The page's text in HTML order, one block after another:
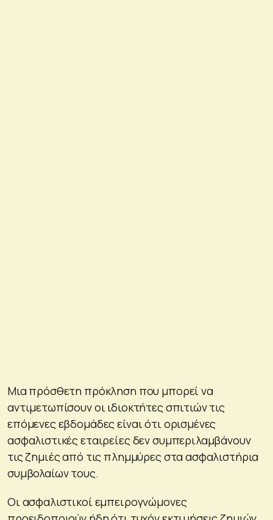
Μια πρόσθετη πρόκληση που μπορεί να
αντιμετωπίσουν οι ιδιοκτήτες σπιτιών τις
επόμενες εβδομάδες είναι ότι ορισμένες
ασφαλιστικές εταιρείες δεν συμπεριλαμβάνουν
τις ζημιές από τις πλημμύρες στα ασφαλιστήρια
συμβολαίων τους.
Οι ασφαλιστικοί εμπειρογνώμονες